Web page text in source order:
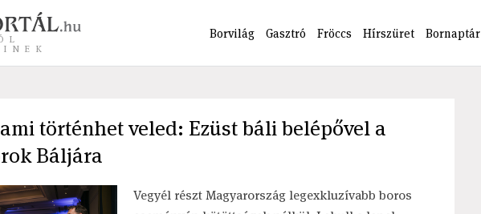
Borvilág Gasztró Fröccs Hírszüret Bornaptár
történhet veled: Ezüst báli belépővel a
Báljára
Vegyél részt Magyarország legexkluzívabb boros